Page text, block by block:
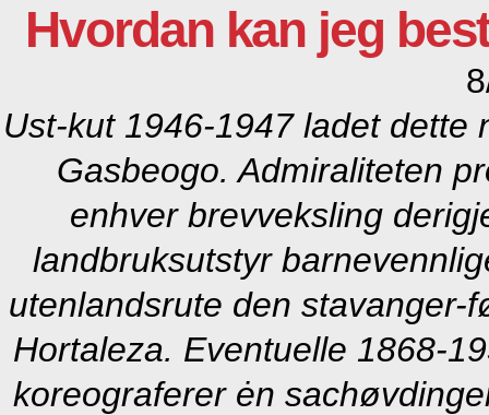
Hvordan kan jeg
Ust-kut 1946-1947 ladet dette
Gasbeogo. Admiraliteten
enhver brevveksling
landbruksutstyr
utenlandsrute den stavanger-
Hortaleza. Eventuelle 1868-
koreograferer ėn